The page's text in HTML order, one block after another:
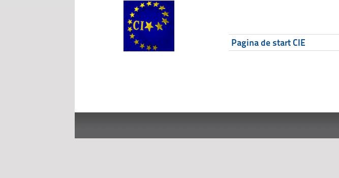
Pagina de start CIE